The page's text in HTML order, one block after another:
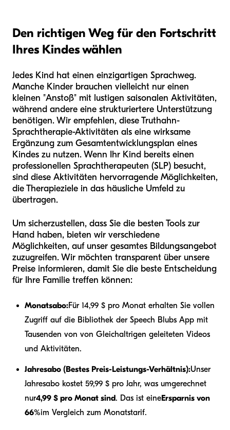
Den richtigen Weg für den Fortschritt
Ihres Kindes wählen
Jedes Kind hat einen einzigartigen Sprachweg.
Manche Kinder brauchen vielleicht nur einen
kleinen "Anstoß" mit lustigen saisonalen Aktivitäten,
während andere eine strukturiertere Unterstützung
benötigen. Wir empfehlen, diese Truthahn-
Sprachtherapie-Aktivitäten als eine wirksame
Ergänzung zum Gesamtentwicklungsplan eines
Kindes zu nutzen. Wenn Ihr Kind bereits einen
professionellen Sprachtherapeuten (SLP) besucht,
sind diese Aktivitäten hervorragende Möglichkeiten,
die Therapieziele in das häusliche Umfeld zu
übertragen.
Um sicherzustellen, dass Sie die besten Tools zur
Hand haben, bieten wir verschiedene
Möglichkeiten, auf unser gesamtes Bildungsangebot
zuzugreifen. Wir möchten transparent über unsere
Preise informieren, damit Sie die beste Entscheidung
für Ihre Familie treffen können:
Monatsabo:Für 14,99 $ pro Monat erhalten Sie vollen
Zugriff auf die Bibliothek der Speech Blubs App mit
Tausenden von von Gleichaltrigen geleiteten Videos
und Aktivitäten.
Jahresabo (Bestes Preis-Leistungs-Verhältnis):Unser
Jahresabo kostet 59,99 $ pro Jahr, was umgerechnet
nur4,99 $ pro Monat sind. Das ist eineErsparnis von
66%im Vergleich zum Monatstarif.